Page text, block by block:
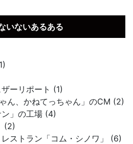
いないあるある
ーリポート (1)
ん、かねてっちゃん」のCM (2)
ン」の工場 (4)
(2)
レストラン「コム・シノワ」 (6)